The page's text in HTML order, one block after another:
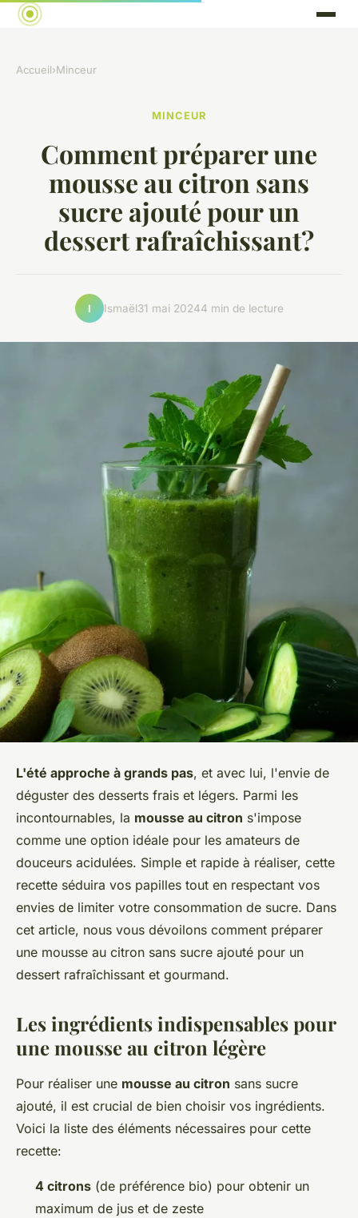
Accueil›Minceur
MINCEUR
Comment préparer une
mousse au citron sans
sucre ajouté pour un
dessert rafraîchissant?
I Ismaël31 mai 20244 min de lecture
L'été approche à grands pas, et avec lui, l'envie de
déguster des desserts frais et légers. Parmi les
incontournables, la mousse au citron s'impose
comme une option idéale pour les amateurs de
douceurs acidulées. Simple et rapide à réaliser, cette
recette séduira vos papilles tout en respectant vos
envies de limiter votre consommation de sucre. Dans
cet article, nous vous dévoilons comment préparer
une mousse au citron sans sucre ajouté pour un
dessert rafraîchissant et gourmand.
Les ingrédients indispensables pour
une mousse au citron légère
Pour réaliser une mousse au citron sans sucre
ajouté, il est crucial de bien choisir vos ingrédients.
Voici la liste des éléments nécessaires pour cette
recette:
4 citrons (de préférence bio) pour obtenir un
maximum de jus et de zeste